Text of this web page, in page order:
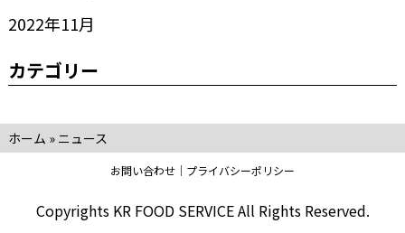
2022年11月
カテゴリー
ホーム » ニュース
お問い合わせ プライバシーポリシー
Copyrights KR FOOD SERVICE All Rights Reserved.